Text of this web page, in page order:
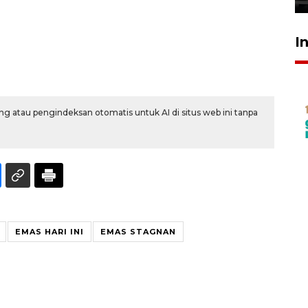
atau pengindeksan otomatis untuk AI di situs web ini tanpa
EMAS HARI INI EMAS STAGNAN